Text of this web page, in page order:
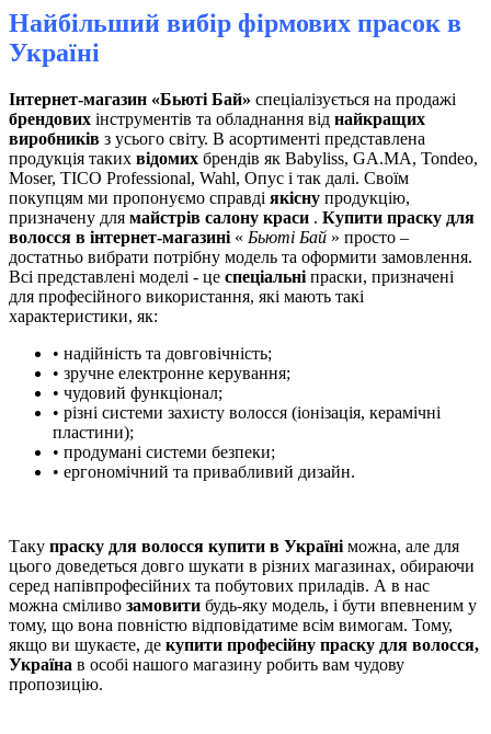
Найбільший вибір фірмових прасок в
Україні
Інтернет-магазин «Бьюті Бай» спеціалізується на продажі
брендових інструментів та обладнання від найкращих
виробників з усього світу. В асортименті представлена ​​
продукція таких відомих брендів як Babyliss, GA.MA, Tondeo,
Moser, TICO Professional, Wahl, Опус і так далі. Своїм
покупцям ми пропонуємо справді якісну продукцію,
призначену для майстрів салону краси . Купити праску для
волосся в інтернет-магазині « Бьюті Бай » просто –
достатньо вибрати потрібну модель та оформити замовлення.
Всі представлені моделі - це спеціальні праски, призначені
для професійного використання, які мають такі
характеристики, як:
• надійність та довговічність;
• зручне електронне керування;
• чудовий функціонал;
• різні системи захисту волосся (іонізація, керамічні
пластини);
• продумані системи безпеки;
• ергономічний та привабливий дизайн.
Таку праску для волосся купити в Україні можна, але для
цього доведеться довго шукати в різних магазинах, обираючи
серед напівпрофесійних та побутових приладів. А в нас
можна сміливо замовити будь-яку модель, і бути впевненим у
тому, що вона повністю відповідатиме всім вимогам. Тому,
якщо ви шукаєте, де купити професійну праску для волосся,
Україна в особі нашого магазину робить вам чудову
пропозицію.